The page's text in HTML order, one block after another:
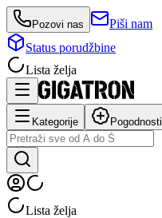
Pozovi nas
Piši nam
Status porudžbine
Lista želja
Kategorije Pogodnosti
Lista želja